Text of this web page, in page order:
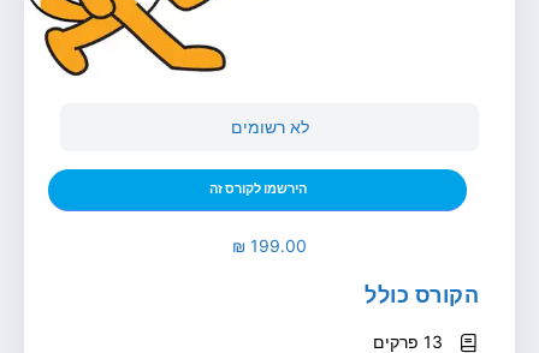
לא רשומים
הירשמו לקורס זה
הקורס כולל
13 פרקים